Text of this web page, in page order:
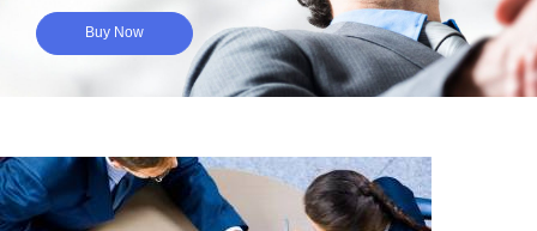
Buy Now